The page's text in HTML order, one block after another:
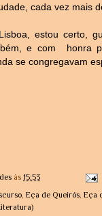
cada vez mais
estou certo,
e com
honra
se congregavam
às 15:53
, Eça de Queirós, Eça